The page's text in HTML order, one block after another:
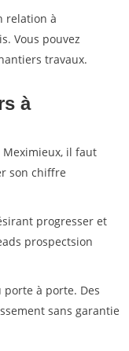
relation à
Vous pouvez
travaux.
à
il faut
son chiffre
progresser et
prospectsion
à porte. Des
sans garantie